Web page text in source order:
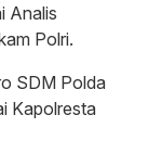
Analis
Polri.
SDM Polda
Kapolresta